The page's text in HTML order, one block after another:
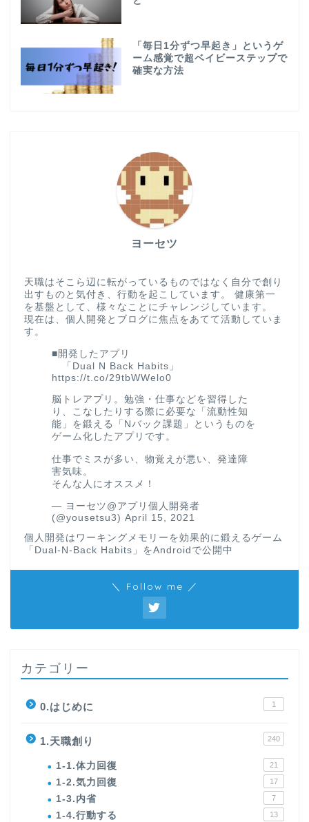
「毎日1分ずつ早起き」というゲ
ーム感覚で超ベイビーステップで
確実な方法
ヨーセツ
天職はそこら辺に転がっているものではなく自分で創り
出すものと気付き、行動を起こしています。 健康第一
を基盤として、様々なことにチャレンジしています。
現在は、個人開発とブログに焦点をあてて活動していま
す。
■開発したアプリ
「Dual N Back Habits」
https://t.co/29tbWWelo0
脳トレアプリ。勉強・仕事などを習得した
り、こなしたりする際に必要な「流動性知
能」を鍛える「Nバック課題」というものを
ゲーム化したアプリです。
仕事でミスが多い、物覚えが悪い、発達障
害気味。
そんな人にオススメ！
— ヨーセツ@アプリ個人開発者
(@yousetsu3) April 15, 2021
個人開発はワーキングメモリーを効果的に鍛えるゲーム
「Dual-N-Back Habits」をAndroidで公開中
＼ Follow me ／
カテゴリー
0.はじめに 1
1.天職創り 240
1-1.体力回復 21
1-2.気力回復 17
1-3.内省 7
1-4.行動する 13